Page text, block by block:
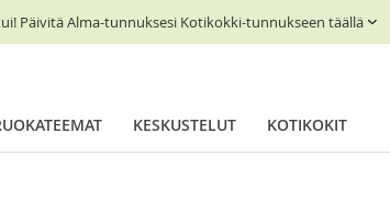
Päivitä Alma-tunnuksesi Kotikokki-tunnukseen täällä
KESKUSTELUT KOTIKOKIT